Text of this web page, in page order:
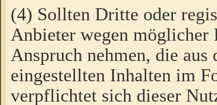
(4) Sollten Dritte oder
Anbieter wegen möglicher
Anspruch nehmen, die
eingestellten Inhalten im
verpflichtet sich dieser